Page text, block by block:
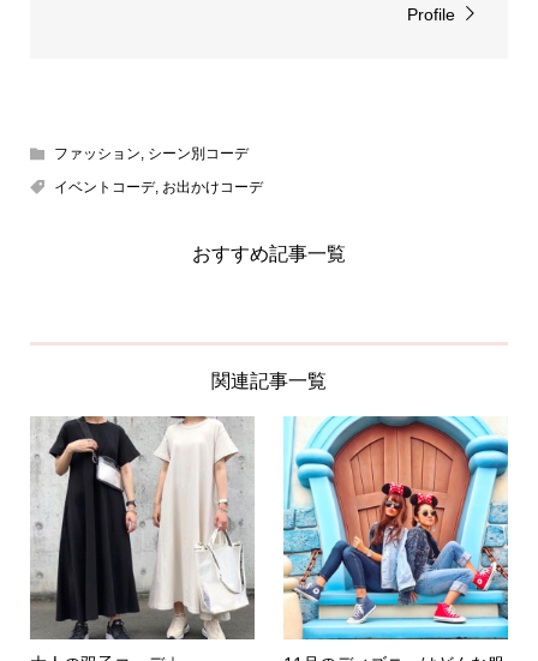
Profile
ファッション シーン別コーデ
イベントコーデ, お出かけコーデ
おすすめ記事一覧
関連記事一覧